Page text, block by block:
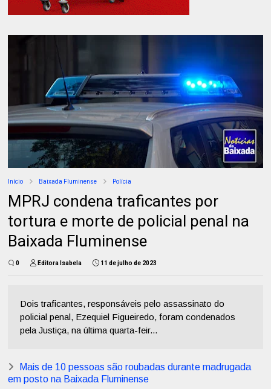
Início Baixada Fluminense Polícia
MPRJ condena traficantes por
tortura e morte de policial penal na
Baixada Fluminense
0 Editora Isabela 11 de julho de 2023
Dois traficantes, responsáveis pelo assassinato do
policial penal, Ezequiel Figueiredo, foram condenados
pela Justiça, na última quarta-feir...
Mais de 10 pessoas são roubadas durante madrugada
em posto na Baixada Fluminense